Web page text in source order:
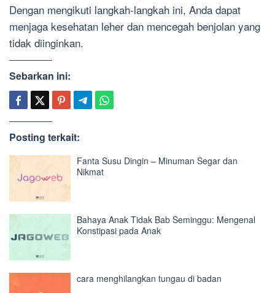
Dengan mengikuti langkah-langkah ini, Anda dapat
menjaga kesehatan leher dan mencegah benjolan yang
tidak diinginkan.
Sebarkan ini:
Posting terkait:
Fanta Susu Dingin – Minuman Segar dan
Nikmat
Bahaya Anak Tidak Bab Seminggu: Mengenal
Konstipasi pada Anak
cara menghilangkan tungau di badan